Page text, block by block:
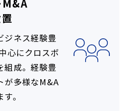
M&A
ジネス経験豊
心にクロスボ
組成。経験豊
が多様なM&A
。